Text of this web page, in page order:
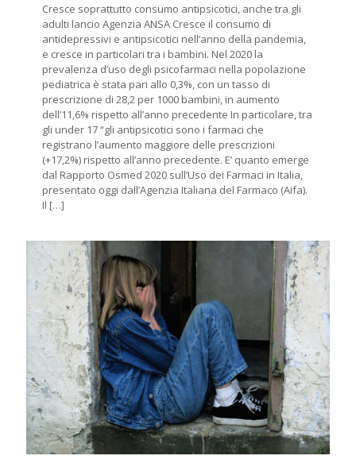
Cresce soprattutto consumo antipsicotici, anche tra gli
adulti lancio Agenzia ANSA Cresce il consumo di
antidepressivi e antipsicotici nell’anno della pandemia,
e cresce in particolari tra i bambini. Nel 2020 la
prevalenza d’uso degli psicofarmaci nella popolazione
pediatrica è stata pari allo 0,3%, con un tasso di
prescrizione di 28,2 per 1000 bambini, in aumento
dell’11,6% rispetto all’anno precedente In particolare, tra
gli under 17 “gli antipsicotici sono i farmaci che
registrano l’aumento maggiore delle prescrizioni
(+17,2%) rispetto all’anno precedente. E’ quanto emerge
dal Rapporto Osmed 2020 sull’Uso dei Farmaci in Italia,
presentato oggi dall’Agenzia Italiana del Farmaco (Aifa).
Il […]